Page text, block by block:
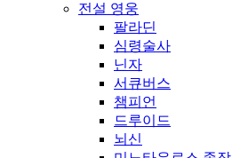
전설 영웅
팔라딘
심령술사
닌자
서큐버스
챔피언
드루이드
뇌신